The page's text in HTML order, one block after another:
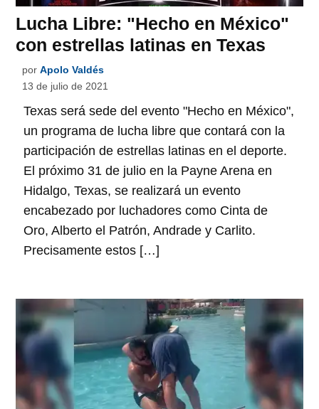
Lucha Libre: "Hecho en México"
con estrellas latinas en Texas
por Apolo Valdés
13 de julio de 2021
Texas será sede del evento "Hecho en México",
un programa de lucha libre que contará con la
participación de estrellas latinas en el deporte.
El próximo 31 de julio en la Payne Arena en
Hidalgo, Texas, se realizará un evento
encabezado por luchadores como Cinta de
Oro, Alberto el Patrón, Andrade y Carlito.
Precisamente estos […]